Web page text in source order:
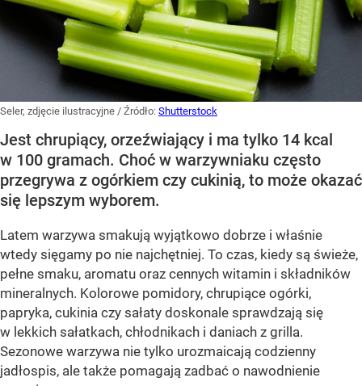
Seler, zdjęcie ilustracyjne / Źródło: Shutterstock
Jest chrupiący, orzeźwiający i ma tylko 14 kcal
w 100 gramach. Choć w warzywniaku często
przegrywa z ogórkiem czy cukinią, to może okazać
się lepszym wyborem.
Latem warzywa smakują wyjątkowo dobrze i właśnie
wtedy sięgamy po nie najchętniej. To czas, kiedy są świeże,
pełne smaku, aromatu oraz cennych witamin i składników
mineralnych. Kolorowe pomidory, chrupiące ogórki,
papryka, cukinia czy sałaty doskonale sprawdzają się
w lekkich sałatkach, chłodnikach i daniach z grilla.
Sezonowe warzywa nie tylko urozmaicają codzienny
jadłospis, ale także pomagają zadbać o nawodnienie